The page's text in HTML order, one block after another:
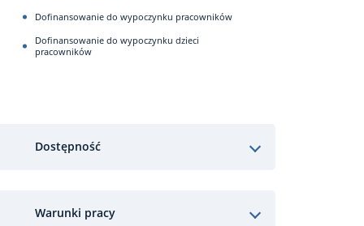
Dofinansowanie do wypoczynku pracowników
Dofinansowanie do wypoczynku dzieci
pracowników
Dostępność
Warunki pracy